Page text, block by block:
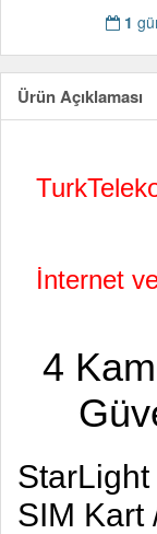
1
Ürün Açıklaması
İnternet
4
SIM Kart